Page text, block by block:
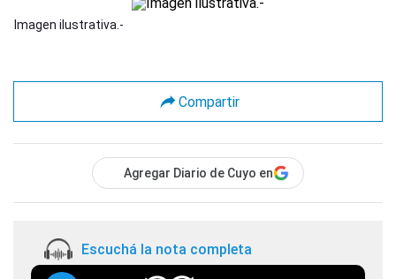
Imagen ilustrativa.-
Compartir
Agregar Diario de Cuyo en
Escuchá la nota completa